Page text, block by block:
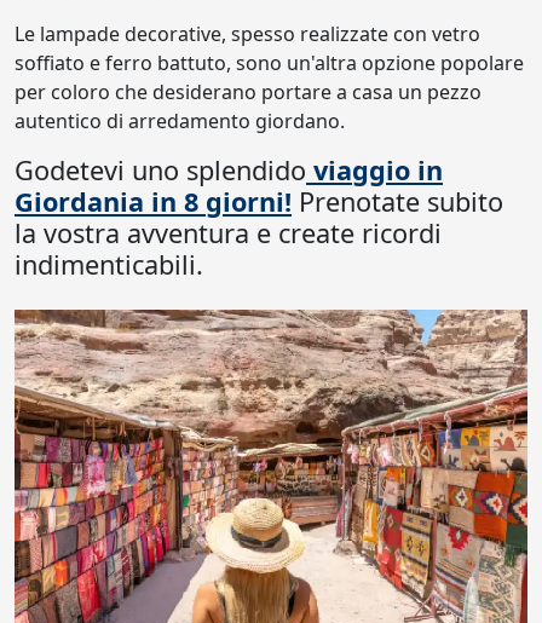
Le lampade decorative, spesso realizzate con vetro
soffiato e ferro battuto, sono un'altra opzione popolare
per coloro che desiderano portare a casa un pezzo
autentico di arredamento giordano.
Godetevi uno splendido viaggio in
Giordania in 8 giorni! Prenotate subito
la vostra avventura e create ricordi
indimenticabili.